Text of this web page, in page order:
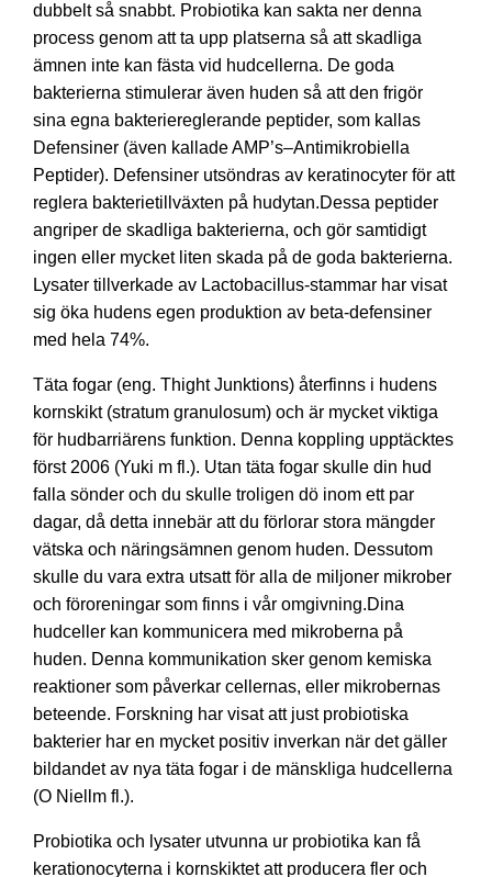
dubbelt så snabbt. Probiotika kan sakta ner denna
process genom att ta upp platserna så att skadliga
ämnen inte kan fästa vid hudcellerna. De goda
bakterierna stimulerar även huden så att den frigör
sina egna bakteriereglerande peptider, som kallas
Defensiner (även kallade AMP’s–Antimikrobiella
Peptider). Defensiner utsöndras av keratinocyter för att
reglera bakterietillväxten på hudytan.Dessa peptider
angriper de skadliga bakterierna, och gör samtidigt
ingen eller mycket liten skada på de goda bakterierna.
Lysater tillverkade av Lactobacillus-stammar har visat
sig öka hudens egen produktion av beta-defensiner
med hela 74%.
Täta fogar (eng. Thight Junktions) återfinns i hudens
kornskikt (stratum granulosum) och är mycket viktiga
för hudbarriärens funktion. Denna koppling upptäcktes
först 2006 (Yuki m fl.). Utan täta fogar skulle din hud
falla sönder och du skulle troligen dö inom ett par
dagar, då detta innebär att du förlorar stora mängder
vätska och näringsämnen genom huden. Dessutom
skulle du vara extra utsatt för alla de miljoner mikrober
och föroreningar som finns i vår omgivning.Dina
hudceller kan kommunicera med mikroberna på
huden. Denna kommunikation sker genom kemiska
reaktioner som påverkar cellernas, eller mikrobernas
beteende. Forskning har visat att just probiotiska
bakterier har en mycket positiv inverkan när det gäller
bildandet av nya täta fogar i de mänskliga hudcellerna
(O Niellm fl.).
Probiotika och lysater utvunna ur probiotika kan få
kerationocyterna i kornskiktet att producera fler och